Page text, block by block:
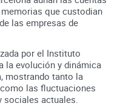
que custodian
de las empresas de
por el Instituto
la evolución y dinámica
, mostrando tanto la
las fluctuaciones
actuales.